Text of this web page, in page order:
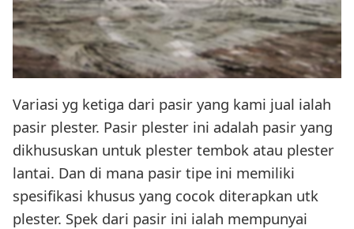
Variasi yg ketiga dari pasir yang kami jual ialah
pasir plester. Pasir plester ini adalah pasir yang
dikhususkan untuk plester tembok atau plester
lantai. Dan di mana pasir tipe ini memiliki
spesifikasi khusus yang cocok diterapkan utk
plester. Spek dari pasir ini ialah mempunyai